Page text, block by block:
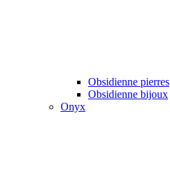
Obsidienne pierres
Obsidienne bijoux
Onyx